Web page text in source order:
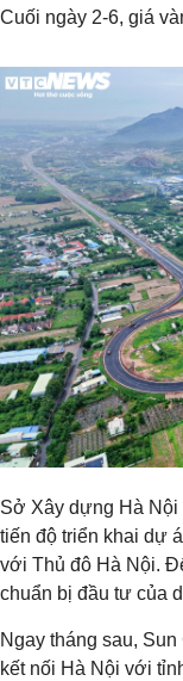
Cuối ngày 2-6, giá
Sở Xây dựng Hà
tiến độ triển khai dự
với Thủ đô Hà Nội.
chuẩn bị đầu tư của
Ngay tháng sau,
kết nối Hà Nội với